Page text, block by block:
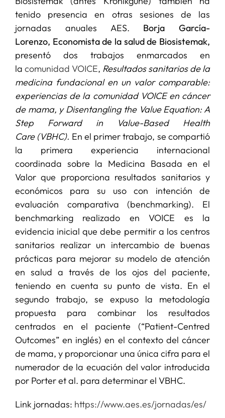
tenido presencia en otras sesiones de las
jornadas anuales AES. Borja García-
Lorenzo, Economista de la salud de Biosistemak,
presentó dos trabajos enmarcados en
la comunidad VOICE, Resultados sanitarios de la
medicina fundacional en un valor comparable:
experiencias de la comunidad VOICE en cáncer
de mama, y Disentangling the Value Equation: A
Step Forward in Value-Based Health
Care (VBHC). En el primer trabajo, se compartió
la primera experiencia internacional
coordinada sobre la Medicina Basada en el
Valor que proporciona resultados sanitarios y
económicos para su uso con intención de
evaluación comparativa (benchmarking). El
benchmarking realizado en VOICE es la
evidencia inicial que debe permitir a los centros
sanitarios realizar un intercambio de buenas
prácticas para mejorar su modelo de atención
en salud a través de los ojos del paciente,
teniendo en cuenta su punto de vista. En el
segundo trabajo, se expuso la metodología
propuesta para combinar los resultados
centrados en el paciente (“Patient-Centred
Outcomes” en inglés) en el contexto del cáncer
de mama, y proporcionar una única cifra para el
numerador de la ecuación del valor introducida
por Porter et al. para determinar el VBHC.
Link jornadas: https://www.aes.es/jornadas/es/